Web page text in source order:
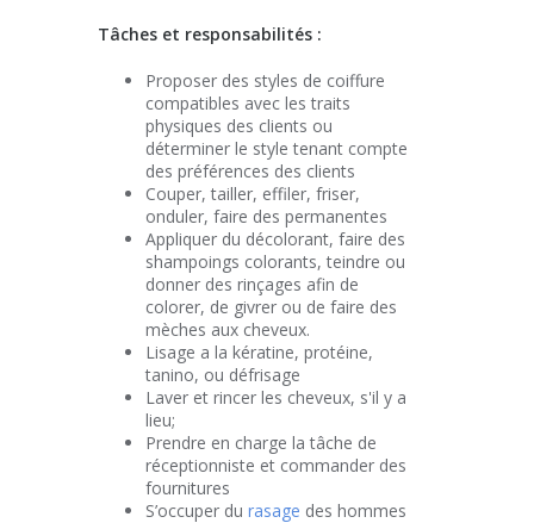
Tâches et responsabilités :
Proposer des styles de coiffure
compatibles avec les traits
physiques des clients ou
déterminer le style tenant compte
des préférences des clients
Couper, tailler, effiler, friser,
onduler, faire des permanentes
Appliquer du décolorant, faire des
shampoings colorants, teindre ou
donner des rinçages afin de
colorer, de givrer ou de faire des
mèches aux cheveux.
Lisage a la kératine, protéine,
tanino, ou défrisage
Laver et rincer les cheveux, s'il y a
lieu;
Prendre en charge la tâche de
réceptionniste et commander des
fournitures
S’occuper du rasage des hommes